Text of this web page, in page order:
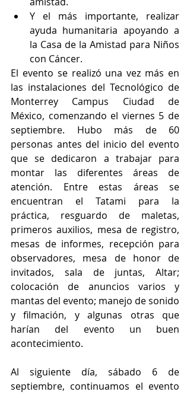
Y el más importante, realizar
ayuda humanitaria apoyando a
la Casa de la Amistad para Niños
con Cáncer.
El evento se realizó una vez más en
las instalaciones del Tecnológico de
Monterrey Campus Ciudad de
México, comenzando el viernes 5 de
septiembre. Hubo más de 60
personas antes del inicio del evento
que se dedicaron a trabajar para
montar las diferentes áreas de
atención. Entre estas áreas se
encuentran el Tatami para la
práctica, resguardo de maletas,
primeros auxilios, mesa de registro,
mesas de informes, recepción para
observadores, mesa de honor de
invitados, sala de juntas, Altar;
colocación de anuncios varios y
mantas del evento; manejo de sonido
y filmación, y algunas otras que
harían del evento un buen
acontecimiento.
Al siguiente día, sábado 6 de
septiembre, continuamos el evento